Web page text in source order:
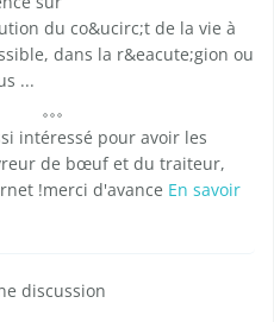
du co&ucirc;t de la vie à
dans la r&eacute;gion ou
...
intéressé pour avoir les
de bœuf et du traiteur,
!merci d'avance En savoir
discussion